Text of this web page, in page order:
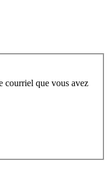
courriel que vous avez